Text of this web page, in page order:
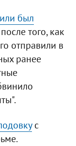
был
после того, как
отправили в
ранее
с